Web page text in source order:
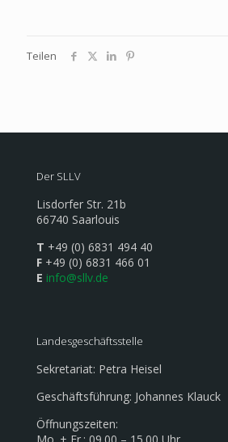
Teilen
Der SLLV
Lisdorfer Str. 21b
66740 Saarlouis
T +49 (0) 6831 494 40
F +49 (0) 6831 466 01
E info@sllv.de
Landesgeschäftsstelle
Sekretariat: Petra Heisel
Geschäftsführung: Johannes Klauck
Öffnungszeiten: